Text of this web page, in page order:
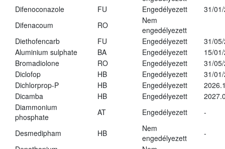
Difenoconazole
FU Engedélyezett
31/
Difenacoum
RO
Nem
engedélyezett
Diethofencarb
FU Engedélyezett
31/
Aluminium sulphate
BA Engedélyezett
15/
Bromadiolone
RO Engedélyezett
31/
Diclofop
HB Engedélyezett
31/
Dichlorprop-P
HB Engedélyezett
Dicamba
HB Engedélyezett
Diammonium
phosphate
AT Engedélyezett -
Desmedipham HB
Nem
engedélyezett
-